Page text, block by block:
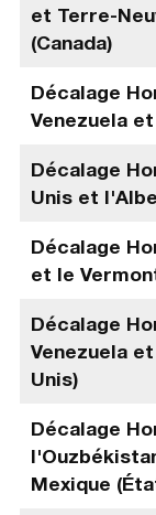
et Terre-
(Canada)
Décalage
Venezuela
Décalage
Unis et
Décalage
et le
Décalage
Venezuela
Unis)
Décalage
Mexique